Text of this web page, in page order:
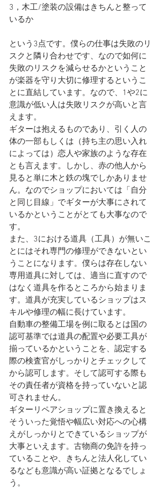
3，木工/塗装の設備はきちんと整って
いるか
という3点です。僕らの仕事は失敗のリ
スクと隣り合わせです、なので如何に
失敗のリスクを減らせるかということ
が楽器を守り大切に修理するというこ
とに直結しています。なので、1や2に
意識が低い人は失敗リスクが高いと言
えます。
ギターは抱えるものであり、引く人の
体の一部もしくは（持ち主の思い入れ
によっては）恋人や家族のような存在
とも言えます。しかし、赤の他人から
見ると単に木と鉄の塊でしかありませ
ん。なのでショップにおいては「自分
と同じ目線」でギターが大事にされて
いるかということがとても大事なので
す。
また、3における道具（工具）が無いこ
とにはそれ専門の修理ができないとい
うことになります。僕らは存在しない
専用道具に対しては、適当に直すので
はなく道具を作るところから始まりま
す。道具が充実しているショップはス
キルや修理の幅に長けています。
自動車の整備工場を例に取るとは国の
認可基準では道具の配置や必要工具が
揃っているかということを、認定する
際の検査官がしっかりとチェックして
から認可します。そして認可する際も
その責任者が資格を持っていないと認
可されません。
ギターリペアショップに置き換えると
そういった覚悟や幅広い対応への心構
えがしっかりとできているショップが
大事といえます。古物商の免許を持っ
ていることや、きちんと法人化してい
るなども意識が高い証拠となるでしょ
う。